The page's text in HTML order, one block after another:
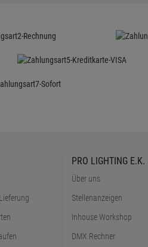
PRO LIGHTING E.K.
Über uns
Stellenanzeigen
Inhouse Workshop
DMX Rechner